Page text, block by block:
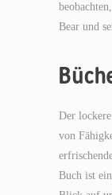
Bear und
Der
von
Buch ist